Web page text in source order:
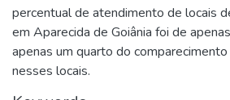
percentual de atendimento de locais
em Aparecida de Goiânia foi de
apenas um quarto do
nesses locais.